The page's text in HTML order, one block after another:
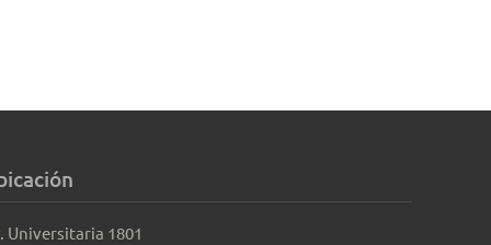
Universitaria 1801